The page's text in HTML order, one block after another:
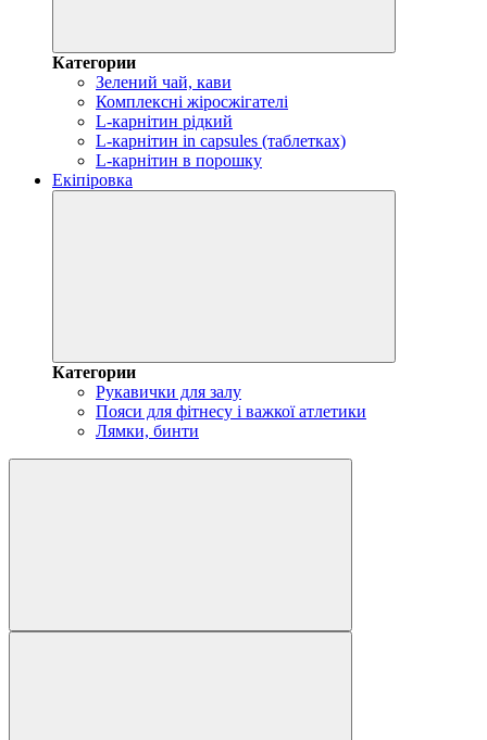
Категории
Зелений чай, кави
Комплексні жіросжігателі
L-карнітин рідкий
L-карнітин in capsules (таблетках)
L-карнітин в порошку
Екіпіровка
Категории
Рукавички для залу
Пояси для фітнесу і важкої атлетики
Лямки, бинти